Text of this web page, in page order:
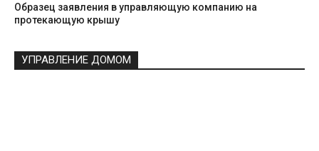
Образец заявления в управляющую компанию на
протекающую крышу
УПРАВЛЕНИЕ ДОМОМ